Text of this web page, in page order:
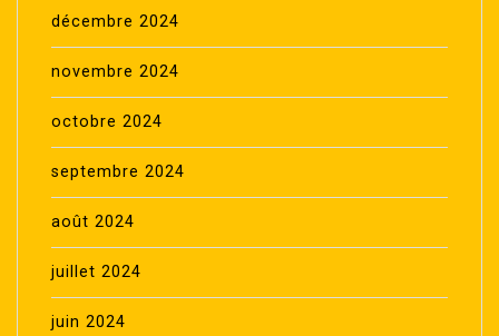
décembre 2024
novembre 2024
octobre 2024
septembre 2024
août 2024
juillet 2024
juin 2024